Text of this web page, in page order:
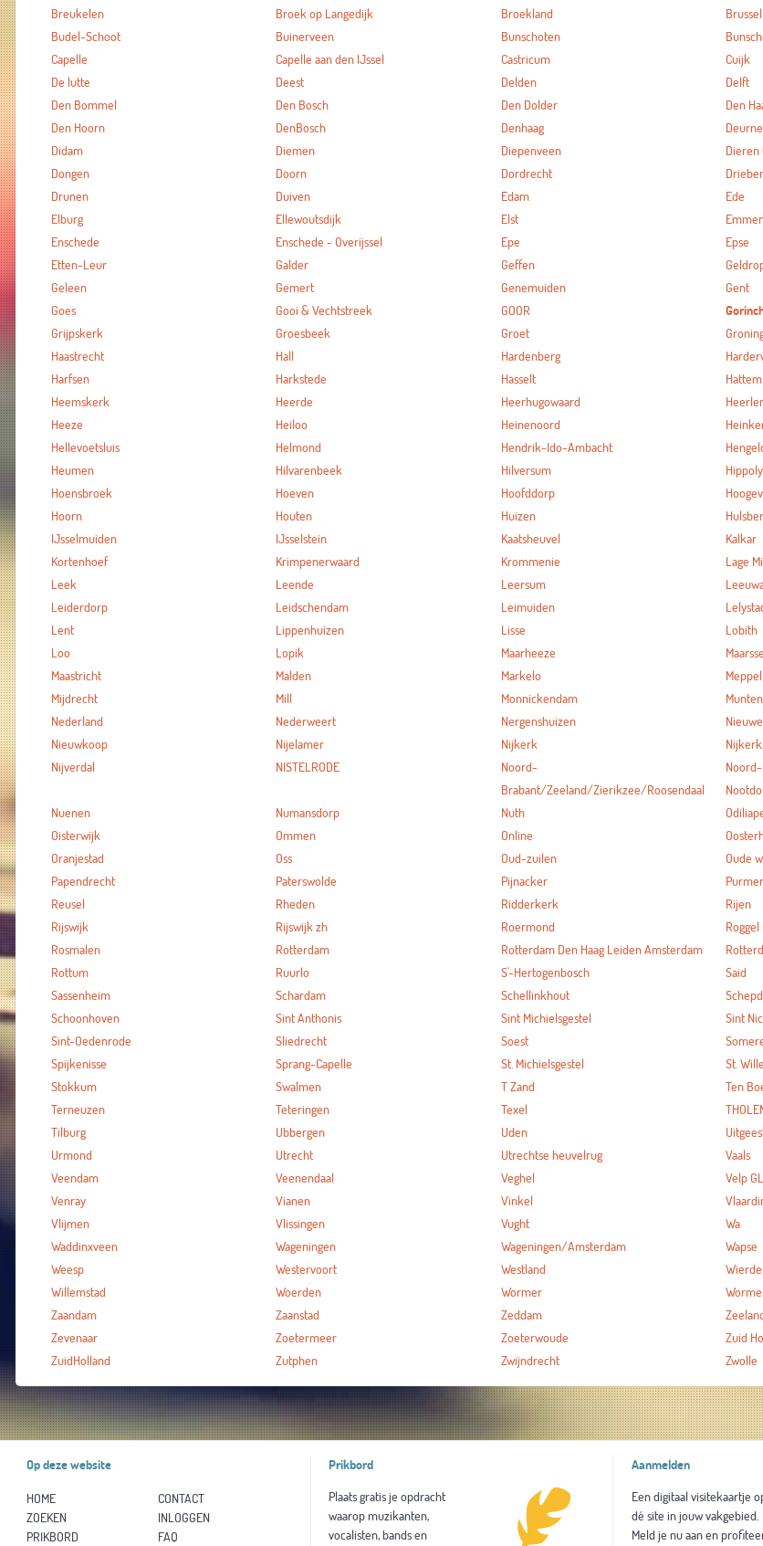
Breukelen
Broek op Langedijk Broekland Brussel
Budel-Schoot
Buinerveen Bunschoten
Capelle
Capelle aan den IJssel Castricum Cuijk
De lutte
Deest Delden Delft
Den Bommel
Den Bosch Den Dolder Den
Den Hoorn
DenBosch Denhaag Deurne
Didam
Diemen Diepenveen Dieren
Dongen
Doorn Dordrecht
Drunen
Duiven Edam Ede
Elburg
Ellewoutsdijk Elst
Enschede
Enschede - Overijssel Epe Epse
Etten-Leur
Galder Geffen
Geleen
Gemert Genemuiden Gent
Goes
Gooi & Vechtstreek GOOR
Grijpskerk
Groesbeek Groet
Haastrecht
Hall Hardenberg
Harfsen
Harkstede Hasselt Hattem
Heemskerk
Heerde Heerhugowaard
Heeze
Heiloo Heinenoord
Hellevoetsluis
Helmond Hendrik-Ido-Ambacht
Heumen
Hilvarenbeek Hilversum
Hoensbroek
Hoeven Hoofddorp
Hoorn
Houten Huizen
IJsselmuiden
IJsselstein Kaatsheuvel Kalkar
Kortenhoef
Krimpenerwaard Krommenie Lage
Leek
Leende Leersum
Leiderdorp
Leidschendam Leimuiden
Lent
Lippenhuizen Lisse Lobith
Loo
Lopik Maarheeze
Maastricht
Malden Markelo Meppel
Mijdrecht
Mill Monnickendam
Nederland
Nederweert Nergenshuizen
Nieuwkoop
Nijelamer Nijkerk
Nijverdal
NISTELRODE
Noord-
Brabant/Zeeland/Zierikzee/Roosendaal
Nuenen
Numansdorp Nuth
Oisterwijk
Ommen Online
Oranjestad
Oss Oud-zuilen Oude
Papendrecht
Paterswolde Pijnacker
Reusel
Rheden Ridderkerk Rijen
Rijswijk
Rijswijk zh Roermond Roggel
Rosmalen
Rotterdam Rotterdam Den Haag Leiden Amsterdam
Rottum
Ruurlo S'-Hertogenbosch Said
Sassenheim
Schardam Schellinkhout
Schoonhoven
Sint Anthonis Sint Michielsgestel Sint
Sint-Oedenrode
Sliedrecht Soest
Spijkenisse
Sprang-Capelle St. Michielsgestel St.
Stokkum
Swalmen T Zand Ten
Terneuzen
Teteringen Texel
Tilburg
Ubbergen Uden
Urmond
Utrecht Utrechtse heuvelrug Vaals
Veendam
Veenendaal Veghel Velp
Venray
Vianen Vinkel
Vlijmen
Vlissingen Vught Wa
Waddinxveen
Wageningen Wageningen/Amsterdam Wapse
Weesp
Westervoort Westland
Willemstad
Woerden Wormer
Zaandam
Zaanstad Zeddam
Zevenaar
Zoetermeer Zoeterwoude Zuid
ZuidHolland
Zutphen Zwijndrecht Zwolle
Op deze website
HOME
CONTACT
ZOEKEN
INLOGGEN
PRIKBORD
FAQ
Prikbord
Plaats gratis je opdracht
waarop muzikanten,
vocalisten, bands en
Aanmelden
Een digitaal visitekaartje
dé site in jouw vakgebied.
Meld je nu aan en